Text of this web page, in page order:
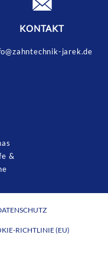
KONTAKT
jarek.de
&
RICHTLINIE (EU)